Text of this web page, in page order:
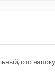
ото